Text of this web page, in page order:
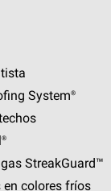
System®
StreakGuard™
en colores fríos